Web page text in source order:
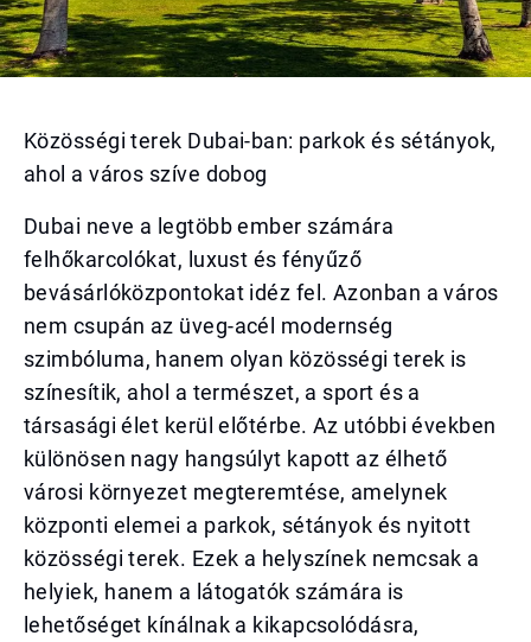
Közösségi terek Dubai-ban: parkok és sétányok,
ahol a város szíve dobog
Dubai neve a legtöbb ember számára
felhőkarcolókat, luxust és fényűző
bevásárlóközpontokat idéz fel. Azonban a város
nem csupán az üveg-acél modernség
szimbóluma, hanem olyan közösségi terek is
színesítik, ahol a természet, a sport és a
társasági élet kerül előtérbe. Az utóbbi években
különösen nagy hangsúlyt kapott az élhető
városi környezet megteremtése, amelynek
központi elemei a parkok, sétányok és nyitott
közösségi terek. Ezek a helyszínek nemcsak a
helyiek, hanem a látogatók számára is
lehetőséget kínálnak a kikapcsolódásra,